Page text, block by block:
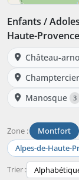
Enfants /
Haute-Provence
Château-
Champtercier
Manosque 3
Zone : Montfort
Alpes-de-Haute-
Trier :